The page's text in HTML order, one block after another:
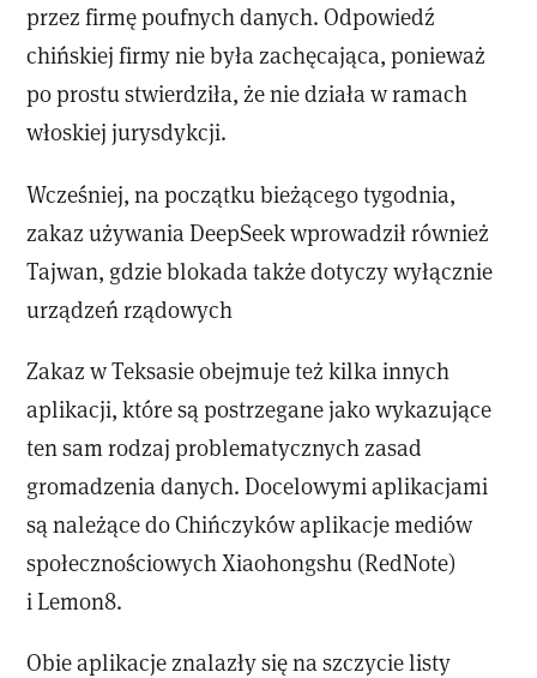
przez firmę poufnych danych. Odpowiedź
chińskiej firmy nie była zachęcająca, ponieważ
po prostu stwierdziła, że ​​nie działa w ramach
włoskiej jurysdykcji.
Wcześniej, na początku bieżącego tygodnia,
zakaz używania DeepSeek wprowadził również
Tajwan, gdzie blokada także dotyczy wyłącznie
urządzeń rządowych
Zakaz w Teksasie obejmuje też kilka innych
aplikacji, które są postrzegane jako wykazujące
ten sam rodzaj problematycznych zasad
gromadzenia danych. Docelowymi aplikacjami
są należące do Chińczyków aplikacje mediów
społecznościowych Xiaohongshu (RedNote)
i Lemon8.
Obie aplikacje znalazły się na szczycie listy